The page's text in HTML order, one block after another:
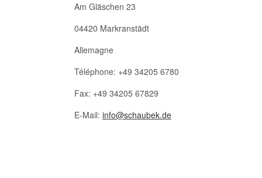
Am Gläschen 23
04420 Markranstädt
Allemagne
Téléphone: +49 34205 6780
Fax: +49 34205 67829
E-Mail: info@schaubek.de